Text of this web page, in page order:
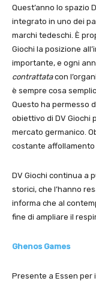
Quest’anno lo spazio
integrato in uno dei
marchi tedeschi. È
Giochi la posizione
importante, e ogni
contrattatacon
è sempre cosa
Questo ha permesso
obiettivo di DV Giochi
mercato germanico.
costante affollamento
DV Giochi continua a
storici, che l’hanno
informa che al
fine di ampliare il
Ghenos Games
Presente a Essen per